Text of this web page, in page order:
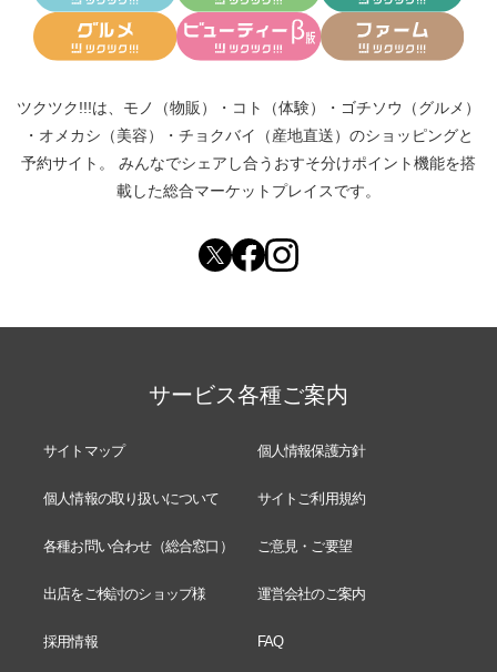
ツクツク!!!は、 モノ（物販） ・ コト（体験） ・ ゴチソウ（グルメ）
・ オメカシ（美容） ・ チョクバイ（産地直送） のショッピングと
予約サイト。
みんなでシェアし合う おすそ分けポイント機能を搭
載した総合マーケットプレイスです。
サービス各種ご案内
サイトマップ 個人情報保護方針
個人情報の取り扱いについて サイトご利用規約
各種お問い合わせ（総合窓口） ご意見・ご要望
出店をご検討のショップ様 運営会社のご案内
採用情報 FAQ